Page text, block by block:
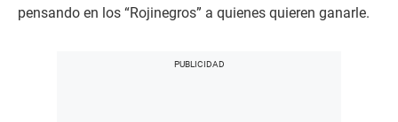
pensando en los “Rojinegros” a quienes quieren ganarle.